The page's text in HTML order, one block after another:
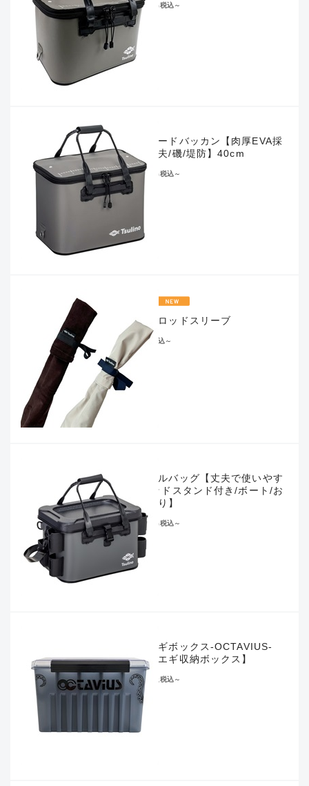
¥4,180税込～
セミハードバッカン【肉厚EVA採
用で丈夫/磯/堤防】40cm
¥4,400税込～
ソフトロッドスリーブ
¥385
税込～
タックルバッグ【丈夫で使いやす
い/ロッドスタンド付き/ボート/お
かっぱり】
¥6,600税込～
タフエギボックス-OCTAVIUS-
【タコエギ収納ボックス】
¥3,828税込～